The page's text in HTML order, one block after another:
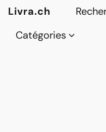
Livra.ch
Catégories